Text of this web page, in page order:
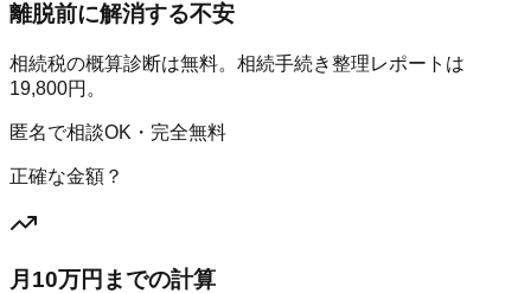
離脱前に解消する不安
相続税の概算診断は無料。相続手続き整理レポートは
19,800円。
匿名で相談OK・完全無料
正確な金額？
月10万円までの計算